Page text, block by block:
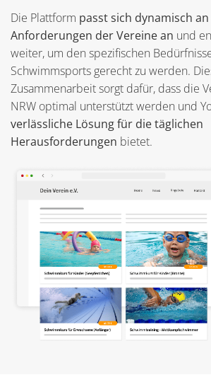
Die Plattform passt sich dynamisch
Anforderungen der Vereine an und
weiter, um den spezifischen
Schwimmsports gerecht zu werden.
Zusammenarbeit sorgt dafür, dass die
NRW optimal unterstützt werden und
verlässliche Lösung für die täglichen
Herausforderungen bietet.